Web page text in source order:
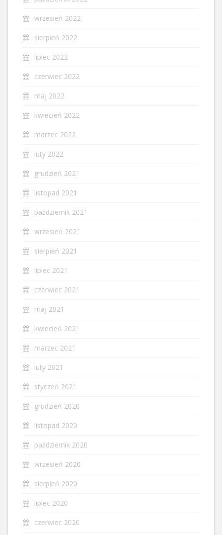
wrzesień 2022
sierpień 2022
lipiec 2022
czerwiec 2022
maj 2022
kwiecień 2022
marzec 2022
luty 2022
grudzień 2021
listopad 2021
październik 2021
wrzesień 2021
sierpień 2021
lipiec 2021
czerwiec 2021
maj 2021
kwiecień 2021
marzec 2021
luty 2021
styczeń 2021
grudzień 2020
listopad 2020
październik 2020
wrzesień 2020
sierpień 2020
lipiec 2020
czerwiec 2020